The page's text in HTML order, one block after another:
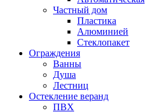
Частный дом
Пластика
Алюминией
Стеклопакет
Ограждения
Ванны
Душа
Лестниц
Остекление веранд
ПВХ